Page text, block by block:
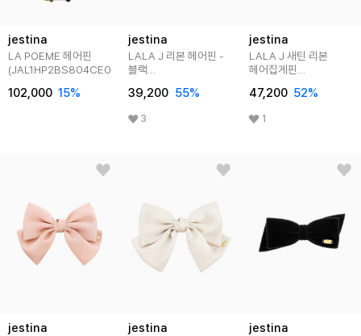
jestina
LA POEME 헤어핀
(JAL1HP2BS804CE000)
102,000 15%
jestina
LALA J 리본 헤어핀 -
블랙
39,200 55%
3
jestina
LALA J 새틴 리본
헤어집게핀
47,200 52%
1
jestina jestina jestina